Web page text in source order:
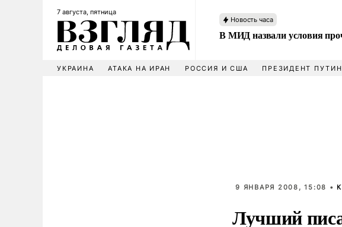
7 августа, пятница
Новость часа
В МИД назвали условия
УКРАИНА АТАКА НА ИРАН РОССИЯ И США ПРЕЗИДЕНТ ПУТИН
9 ЯНВАРЯ 2008, 15:08 •
Лучший